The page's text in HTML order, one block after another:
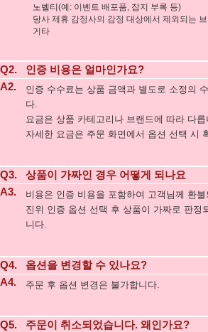
노벨티(예: 이벤트 배포품, 잡지 부록 등)
당사 제휴 감정사의 감정 대상에서 제외되는
기타
Q2.
인증 비용은 얼마인가요?
A2.
인증 수수료는 상품 금액과 별도로 소정의
다.
요금은 상품 카테고리나 브랜드에 따라 다릅
자세한 요금은 주문 화면에서 옵션 선택 시
Q3.
상품이 가짜인 경우 어떻게 되나요
A3.
비용은 인증 비용을 포함하여 고객님께 환불
진위 인증 옵션 선택 후 상품이 가짜로 판정
니다.
Q4.
옵션을 변경할 수 있나요?
A4.
주문 후 옵션 변경은 불가합니다.
Q5.
주문이 취소되었습니다. 왜인가요?